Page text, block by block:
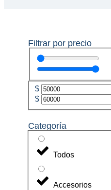
Filtrar por precio
$
$
Categoría
Todos
Accesorios